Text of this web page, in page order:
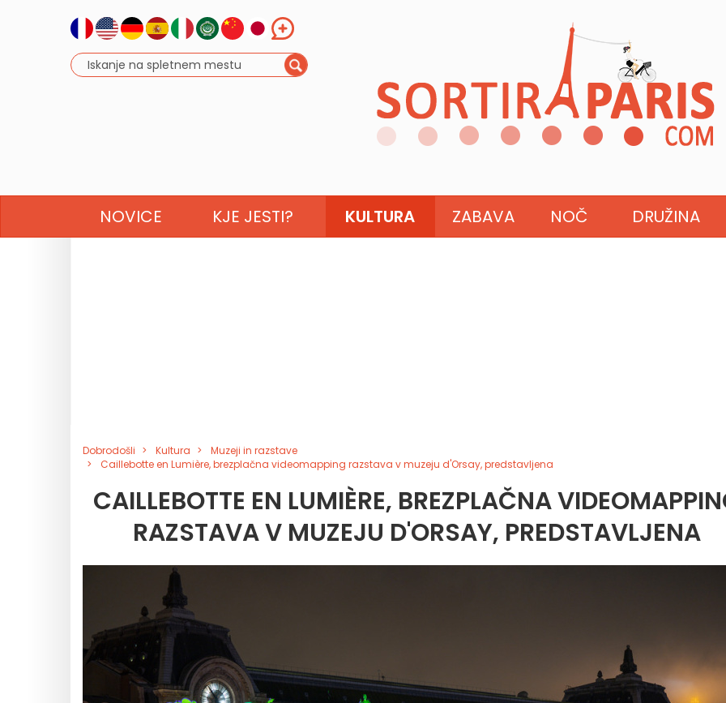
NOVICE KJE JESTI? KULTURA ZABAVA NOČ DRUŽINA
Dobrodošli Kultura
Muzeji in razstave
Caillebotte en Lumière, brezplačna videomapping razstava v muzeju d'Orsay, predstavljena
CAILLEBOTTE EN LUMIÈRE, BREZPLAČNA
RAZSTAVA V MUZEJU D'ORSAY, PREDSTAVLJENA